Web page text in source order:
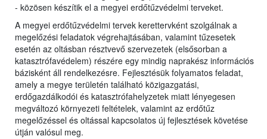
- közösen készítik el a megyei erdőtűzvédelmi terveket.
A megyei erdőtűzvédelmi tervek kerettervként szolgálnak a
megelőzési feladatok végrehajtásában, valamint tűzesetek
esetén az oltásban résztvevő szervezetek (elsősorban a
katasztrófavédelem) részére egy mindig naprakész információs
bázisként áll rendelkezésre. Fejlesztésük folyamatos feladat,
amely a megye területén található közigazgatási,
erdőgazdálkodói és katasztrófahelyzetek miatt lényegesen
megváltozó környezeti feltételek, valamint az erdőtűz
megelőzéssel és oltással kapcsolatos új fejlesztések követése
útján valósul meg.